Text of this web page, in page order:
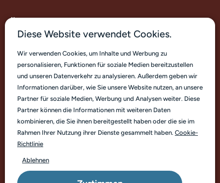
Kontakt
Deutsch
© Marp Pet Food. Copyright 2026
Diese Website verwendet Cookies.
Wir verwenden Cookies, um Inhalte und Werbung zu
personalisieren, Funktionen für soziale Medien bereitzustellen
und unseren Datenverkehr zu analysieren. Außerdem geben wir
Informationen darüber, wie Sie unsere Website nutzen, an unsere
Partner für soziale Medien, Werbung und Analysen weiter. Diese
Partner können die Informationen mit weiteren Daten
kombinieren, die Sie ihnen bereitgestellt haben oder die sie im
Rahmen Ihrer Nutzung ihrer Dienste gesammelt haben. Cookie-
Richtlinie
Ablehnen